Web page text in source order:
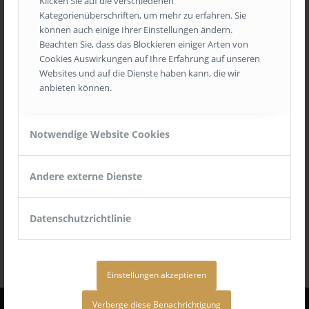
Kategorienüberschriften, um mehr zu erfahren. Sie
können auch einige Ihrer Einstellungen ändern.
Beachten Sie, dass das Blockieren einiger Arten von
Cookies Auswirkungen auf Ihre Erfahrung auf unseren
Websites und auf die Dienste haben kann, die wir
anbieten können.
Notwendige Website Cookies
Andere externe Dienste
Datenschutzrichtlinie
Einstellungen akzeptieren
Verberge diese Benachrichtigung
Durch die weitere Nutzung (z.B. Navigation und Scrollen) der Seite